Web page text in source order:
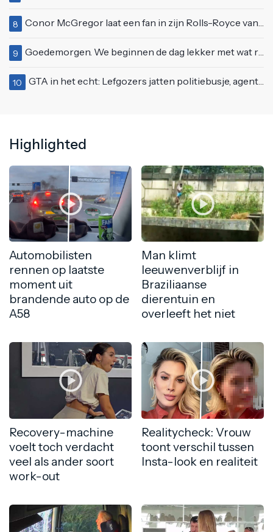
8 Conor McGregor laat een fan in zijn Rolls-Royce van $600.000
9 Goedemorgen. We beginnen de dag lekker met wat rek- en strekoefeningen
10 GTA in het echt: Lefgozers jatten politiebusje, agenten zetten te voet de achtervolging in!
Highlighted
Automobilisten
rennen op laatste
moment uit
brandende auto op de
A58
Man klimt
leeuwenverblijf in
Braziliaanse
dierentuin en
overleeft het niet
Recovery-machine
voelt toch verdacht
veel als ander soort
work-out
Realitycheck: Vrouw
toont verschil tussen
Insta-look en realiteit